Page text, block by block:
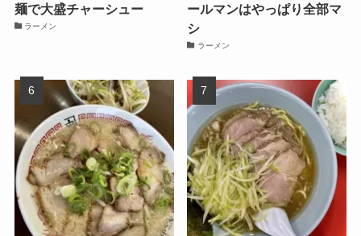
麺で大盛チャーシュー
ラーメン
ールマンはやっぱり全部マ
シ
ラーメン